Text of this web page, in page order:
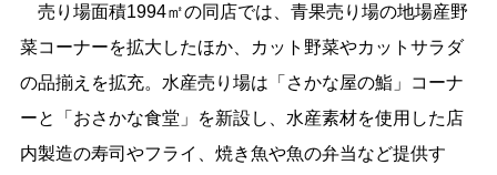
売り場面積1994㎡の同店では、青果売り場の地場産野
菜コーナーを拡大したほか、カット野菜やカットサラダ
の品揃えを拡充。水産売り場は「さかな屋の鮨」コーナ
ーと「おさかな食堂」を新設し、水産素材を使用した店
内製造の寿司やフライ、焼き魚や魚の弁当など提供す